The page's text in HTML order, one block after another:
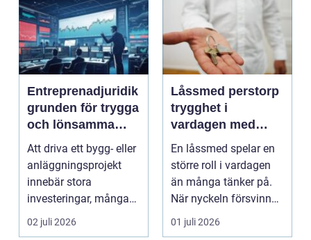
Entreprenadjuridik
grunden för trygga
och lönsamma
byggprojekt
Att driva ett bygg- eller
anläggningsprojekt
innebär stora
investeringar, många
aktörer och ofta tuf...
02 juli 2026
Låssmed perstorp
trygghet i
vardagen med
moderna lås och
säkerhet
En låssmed spelar en
större roll i vardagen
än många tänker på.
När nyckeln försvinner,
dörren kärva...
01 juli 2026